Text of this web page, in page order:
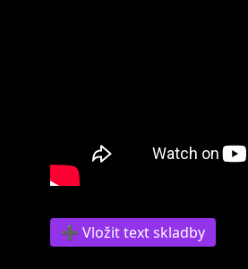
➕ Vložit text skladby